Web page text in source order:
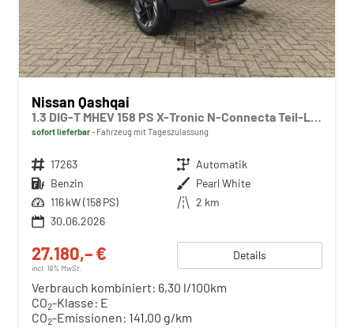
Nissan Qashqai
1.3 DIG-T MHEV 158 PS X-Tronic N-Connecta Teil-Leder PanoGlasdach Klimaautomatik Sitzheizung Lenkradheizung Navi ACC PDC v+h 360°Kamera DAB Bluetooth Touchscreen Apple CarPlay Android Auto 18"LM
sofort lieferbar Fahrzeug mit Tageszulassung
Fahrzeugnr. 17263 Getriebe Automatik
Kraftstoff Benzin Außenfarbe Pearl White
Leistung 116 kW (158 PS) Kilometerstand 2 km
30.06.2026
27.180,– €
incl. 19% MwSt.
Details
Verbrauch kombiniert: 6,30 l/100km
CO2-Klasse: E
CO2-Emissionen: 141,00 g/km